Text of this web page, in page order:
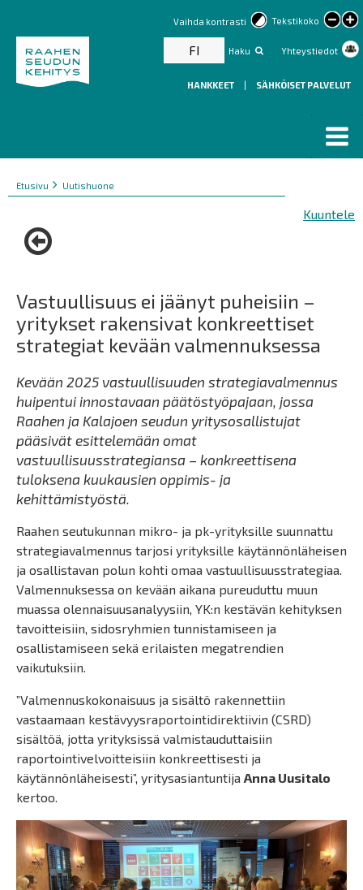
Tekstikoko
text
Vaihda kontrasti
Haku Yhteystiedot
FI
HANKKEET | SÄHKÖISET PALVELUT
Murupolku
You
Etusivu Uutishuone
Kuuntele
Vastuullisuus ei jäänyt puheisiin –
yritykset rakensivat konkreettiset
strategiat kevään valmennuksessa
Kevään 2025 vastuullisuuden strategiavalmennus
huipentui innostavaan päätöstyöpajaan, jossa
Raahen ja Kalajoen seudun yritysosallistujat
pääsivät esittelemään omat
vastuullisuusstrategiansa – konkreettisena
tuloksena kuukausien oppimis- ja
kehittämistyöstä.
Raahen seutukunnan mikro- ja pk-yrityksille suunnattu
strategiavalmennus tarjosi yrityksille käytännönläheisen
ja osallistavan polun kohti omaa vastuullisuusstrategiaa.
Valmennuksessa on kevään aikana pureuduttu muun
muassa olennaisuusanalyysiin, YK:n kestävän kehityksen
tavoitteisiin, sidosryhmien tunnistamiseen ja
osallistamiseen sekä erilaisten megatrendien
vaikutuksiin.
”Valmennuskokonaisuus ja sisältö rakennettiin
vastaamaan kestävyysraportointidirektiivin (CSRD)
sisältöä, jotta yrityksissä valmistauduttaisiin
raportointivelvoitteisiin konkreettisesti ja
käytännönläheisesti”, yritysasiantuntija Anna Uusitalo
kertoo.